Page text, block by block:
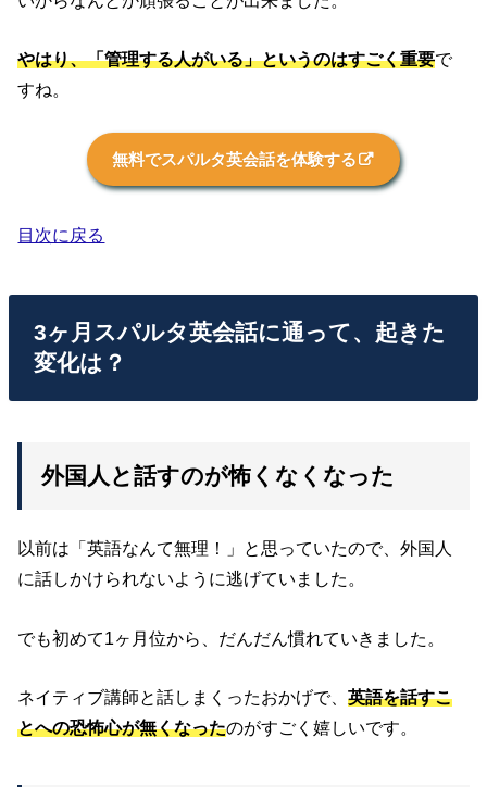
やはり、「管理する人がいる」というのはすごく重要で
すね。
無料でスパルタ英会話を体験する
目次に戻る
3ヶ月スパルタ英会話に通って、起きた
変化は？
外国人と話すのが怖くなくなった
以前は「英語なんて無理！」と思っていたので、外国人
に話しかけられないように逃げていました。
でも初めて1ヶ月位から、だんだん慣れていきました。
ネイティブ講師と話しまくったおかげで、英語を話すこ
とへの恐怖心が無くなったのがすごく嬉しいです。